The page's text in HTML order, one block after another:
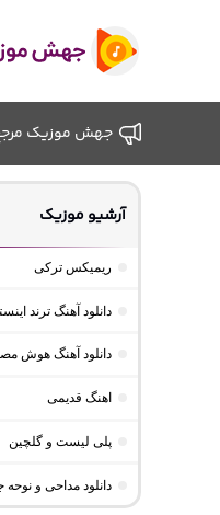
جهش موزیک مرجع
آرشیو موزیک
ریمیکس ترکی
دانلود آهنگ ترند
دانلود آهنگ هوش
اهنگ قدیمی
پلی لیست و گلچین
دانلود مداحی و نوحه